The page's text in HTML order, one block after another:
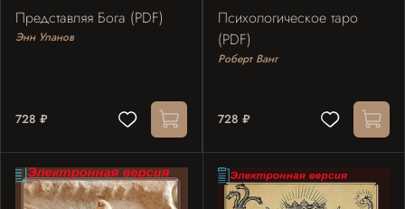
Представляя Бога (PDF)
Энн Уланов
728 ₽
Психологическое таро
(PDF)
Роберт Ванг
728 ₽